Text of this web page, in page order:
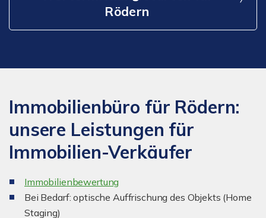
Rödern
Immobilienbüro für Rödern:
unsere Leistungen für
Immobilien-Verkäufer
Immobilienbewertung
Bei Bedarf: optische Auffrischung des Objekts (Home
Staging)